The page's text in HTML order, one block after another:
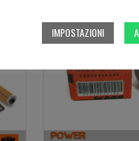
IMPOSTAZIONI